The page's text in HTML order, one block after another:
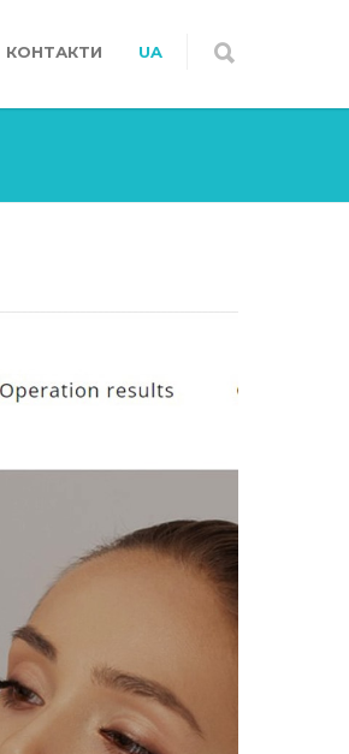
КОНТАКТИ UA